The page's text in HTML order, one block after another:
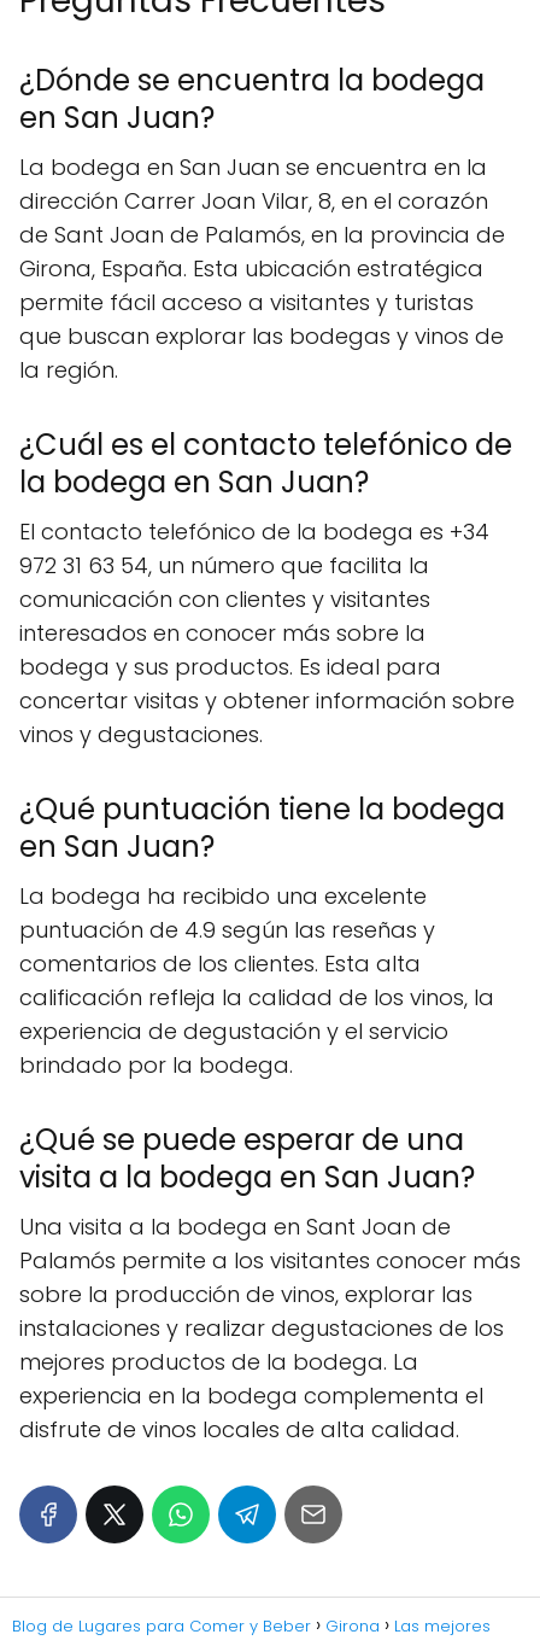
¿Dónde se encuentra la bodega
en San Juan?
La bodega en San Juan se encuentra en la
dirección Carrer Joan Vilar, 8, en el corazón
de Sant Joan de Palamós, en la provincia de
Girona, España. Esta ubicación estratégica
permite fácil acceso a visitantes y turistas
que buscan explorar las bodegas y vinos de
la región.
¿Cuál es el contacto telefónico de
la bodega en San Juan?
El contacto telefónico de la bodega es +34
972 31 63 54, un número que facilita la
comunicación con clientes y visitantes
interesados en conocer más sobre la
bodega y sus productos. Es ideal para
concertar visitas y obtener información sobre
vinos y degustaciones.
¿Qué puntuación tiene la bodega
en San Juan?
La bodega ha recibido una excelente
puntuación de 4.9 según las reseñas y
comentarios de los clientes. Esta alta
calificación refleja la calidad de los vinos, la
experiencia de degustación y el servicio
brindado por la bodega.
¿Qué se puede esperar de una
visita a la bodega en San Juan?
Una visita a la bodega en Sant Joan de
Palamós permite a los visitantes conocer más
sobre la producción de vinos, explorar las
instalaciones y realizar degustaciones de los
mejores productos de la bodega. La
experiencia en la bodega complementa el
disfrute de vinos locales de alta calidad.
Blog de Lugares para Comer y Beber Girona
Las mejores